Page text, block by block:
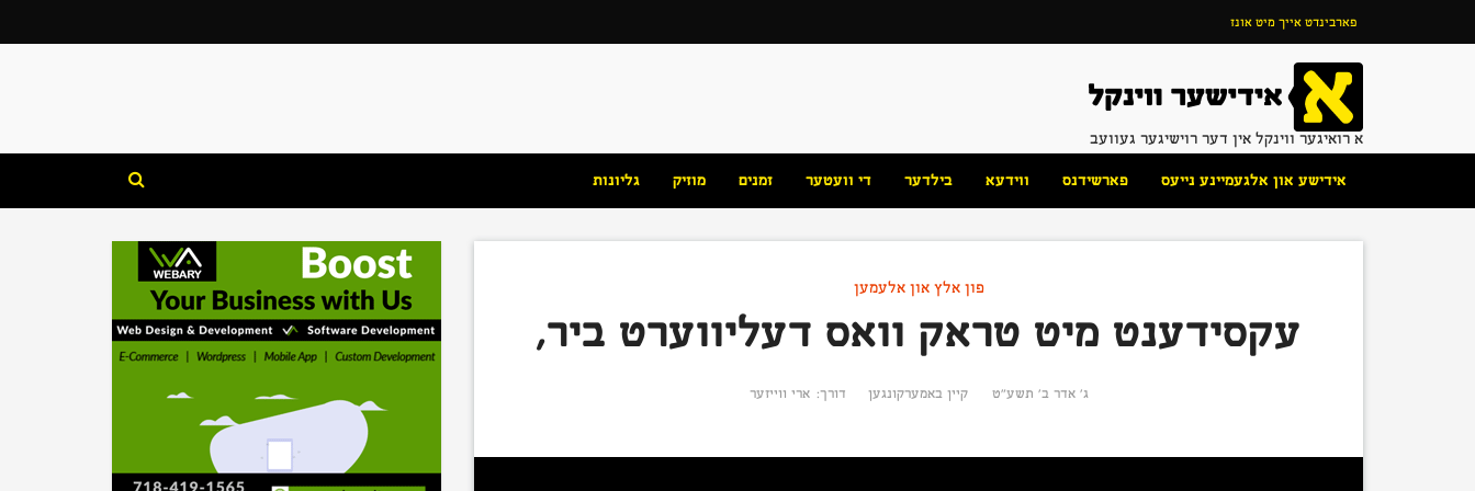
פארבינדט אייך מיט אונז
א רואיגער ווינקל אין דער רוישיגער געוועב
אידישע און אלגעמיינע נייעס פארשידנס ווידעא בילדער די וועטער זמנים מוזיק גליונות
פון אלץ און אלעמען
עקסידענט מיט טראק וואס דעליווערט ביר,
ג׳ אדר ב׳ תשע״ט קיין באמערקונגען דורך: ארי ווייזער